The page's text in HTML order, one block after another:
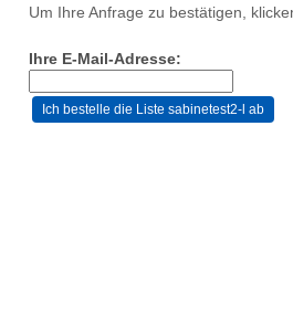
Um Ihre Anfrage zu bestätigen,
Ihre E-Mail-Adresse: